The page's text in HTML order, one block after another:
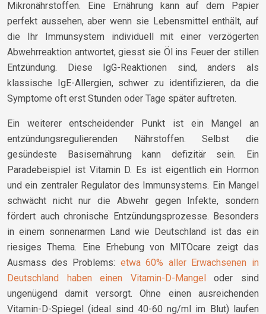
Mikronährstoffen. Eine Ernährung kann auf dem Papier
perfekt aussehen, aber wenn sie Lebensmittel enthält, auf
die Ihr Immunsystem individuell mit einer verzögerten
Abwehrreaktion antwortet, giesst sie Öl ins Feuer der stillen
Entzündung. Diese IgG-Reaktionen sind, anders als
klassische IgE-Allergien, schwer zu identifizieren, da die
Symptome oft erst Stunden oder Tage später auftreten.
Ein weiterer entscheidender Punkt ist ein Mangel an
entzündungsregulierenden Nährstoffen. Selbst die
gesündeste Basisernährung kann defizitär sein. Ein
Paradebeispiel ist Vitamin D. Es ist eigentlich ein Hormon
und ein zentraler Regulator des Immunsystems. Ein Mangel
schwächt nicht nur die Abwehr gegen Infekte, sondern
fördert auch chronische Entzündungsprozesse. Besonders
in einem sonnenarmen Land wie Deutschland ist das ein
riesiges Thema. Eine Erhebung von MITOcare zeigt das
Ausmass des Problems: etwa 60% aller Erwachsenen in
Deutschland haben einen Vitamin-D-Mangel
oder sind
ungenügend damit versorgt. Ohne einen ausreichenden
Vitamin-D-Spiegel (ideal sind 40-60 ng/ml im Blut) laufen